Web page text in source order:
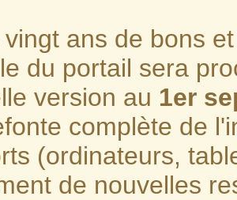
ans de bons
du portail sera
version au 1er
complète de
(ordinateurs,
de nouvelles